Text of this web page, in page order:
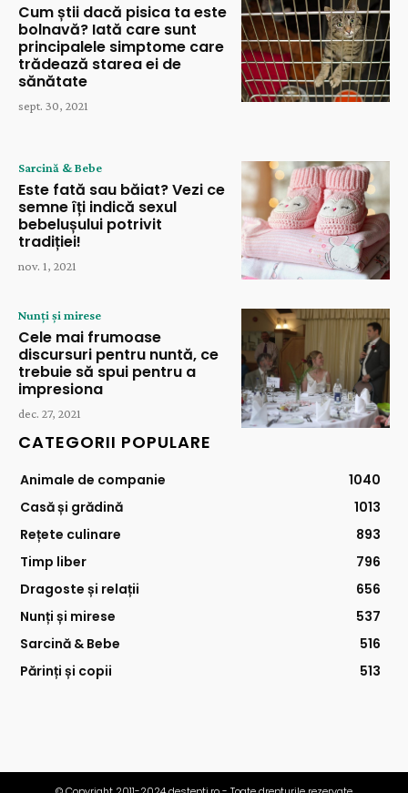
Cum știi dacă pisica ta este
bolnavă? Iată care sunt
principalele simptome care
trădează starea ei de
sănătate
sept. 30, 2021
Sarcină & Bebe
Este fată sau băiat? Vezi ce
semne îți indică sexul
bebelușului potrivit
tradiției!
nov. 1, 2021
Nunți și mirese
Cele mai frumoase
discursuri pentru nuntă, ce
trebuie să spui pentru a
impresiona
dec. 27, 2021
CATEGORII POPULARE
Animale de companie
1040
Casă și grădină
1013
Rețete culinare
893
Timp liber
796
Dragoste și relații
656
Nunți și mirese
537
Sarcină & Bebe
516
Părinți și copii
513